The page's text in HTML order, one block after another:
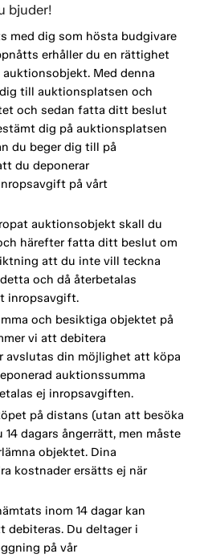
bjuder!
med dig som hösta budgivare
erhåller du en rättighet
Med denna
till auktionsplatsen och
och sedan fatta ditt beslut
dig på auktionsplatsen
du beger dig till på
du deponerar
på vårt
auktionsobjekt skall du
härefter fatta ditt beslut om
att du inte vill teckna
och då återbetalas
inropsavgift.
och besiktiga objektet på
vi att debitera
avslutas din möjlighet att köpa
auktionssumma
ej inropsavgiften.
på distans (utan att besöka
dagars ångerrätt, men måste
objektet. Dina
kostnader ersätts ej när
inom 14 dagar kan
debiteras. Du deltager i
på vår